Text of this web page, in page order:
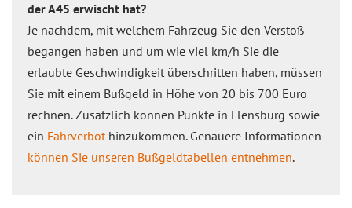
der A45 erwischt hat?
Je nachdem, mit welchem Fahrzeug Sie den Verstoß
begangen haben und um wie viel km/h Sie die
erlaubte Geschwindigkeit überschritten haben, müssen
Sie mit einem Bußgeld in Höhe von 20 bis 700 Euro
rechnen. Zusätzlich können Punkte in Flensburg sowie
ein Fahrverbothinzukommen. Genauere Informationen
können Sie unseren Bußgeldtabellen entnehmen.